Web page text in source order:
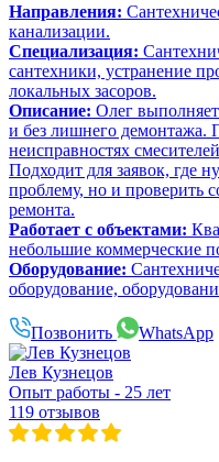
Направления:
канализации.
Специализация:
сантехники, устранение
локальных засоров.
Описание: Олег
и без лишнего демонтажа.
неисправностях
Подходит для заявок, где
проблему, но и проверить
ремонта.
Работает с объектами:
небольшие коммерческие
Оборудование:
оборудование,
Позвонить WhatsApp
Лев Кузнецов
Опыт работы - 25 лет
119 отзывов